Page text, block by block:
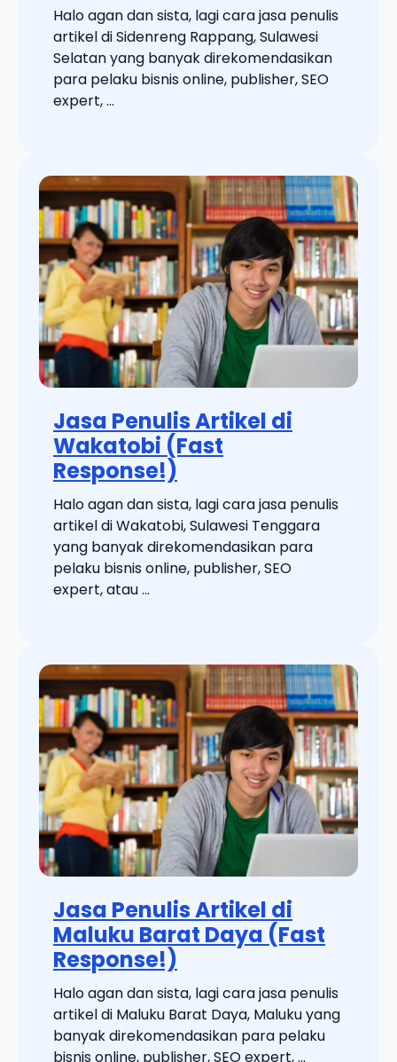
Halo agan dan sista, lagi cara jasa penulis
artikel di Sidenreng Rappang, Sulawesi
Selatan yang banyak direkomendasikan
para pelaku bisnis online, publisher, SEO
expert, ...
Jasa Penulis Artikel di
Wakatobi (Fast
Response!)
Halo agan dan sista, lagi cara jasa penulis
artikel di Wakatobi, Sulawesi Tenggara
yang banyak direkomendasikan para
pelaku bisnis online, publisher, SEO
expert, atau ...
Jasa Penulis Artikel di
Maluku Barat Daya (Fast
Response!)
Halo agan dan sista, lagi cara jasa penulis
artikel di Maluku Barat Daya, Maluku yang
banyak direkomendasikan para pelaku
bisnis online, publisher, SEO expert, ...